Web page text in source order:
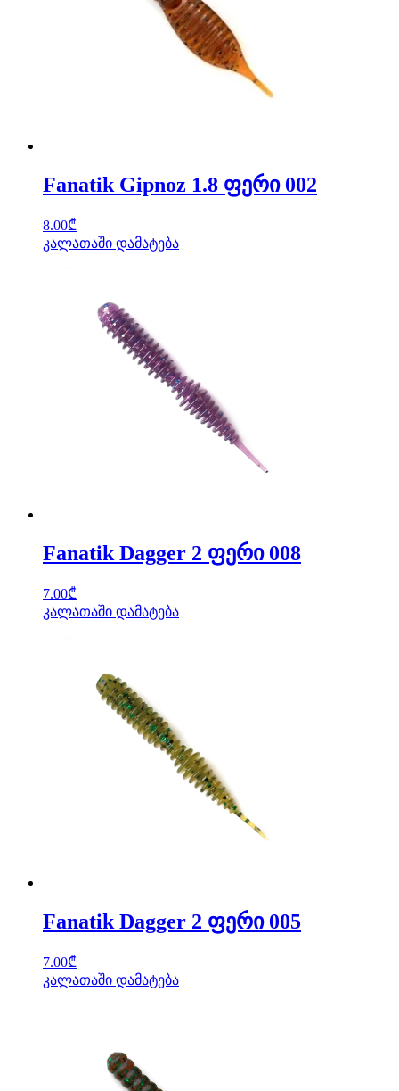
Fanatik Gipnoz 1.8 ფერი 002
8.00₾
კალათაში დამატება
Fanatik Dagger 2 ფერი 008
7.00₾
კალათაში დამატება
Fanatik Dagger 2 ფერი 005
7.00₾
კალათაში დამატება